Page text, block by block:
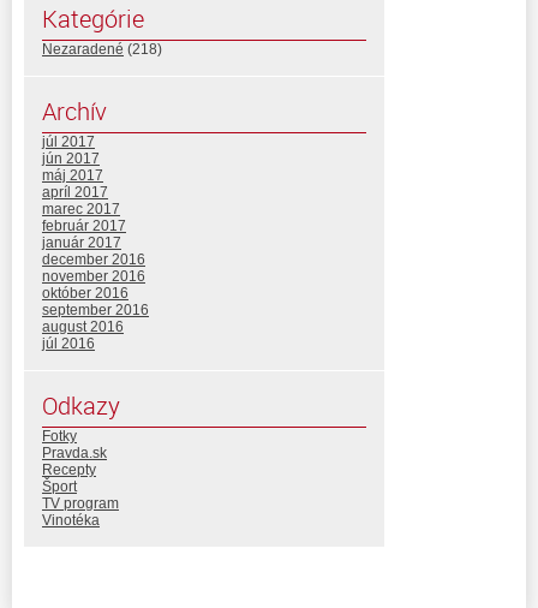
Kategórie
Nezaradené (218)
Archív
júl 2017
jún 2017
máj 2017
apríl 2017
marec 2017
február 2017
január 2017
december 2016
november 2016
október 2016
september 2016
august 2016
júl 2016
Odkazy
Fotky
Pravda.sk
Recepty
Šport
TV program
Vinotéka